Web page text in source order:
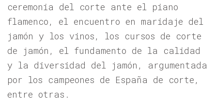
ceremonia del corte ante el piano
flamenco, el encuentro en maridaje del
jamón y los vinos, los cursos de corte
de jamón, el fundamento de la calidad
y la diversidad del jamón, argumentada
por los campeones de España de corte,
entre otras.